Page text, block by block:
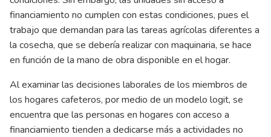
financiamiento no cumplen con estas condiciones, pues el
trabajo que demandan para las tareas agrícolas diferentes a
la cosecha, que se debería realizar con maquinaria, se hace
en función de la mano de obra disponible en el hogar.
Al examinar las decisiones laborales de los miembros de
los hogares cafeteros, por medio de un modelo logit, se
encuentra que las personas en hogares con acceso a
financiamiento tienden a dedicarse más a actividades no